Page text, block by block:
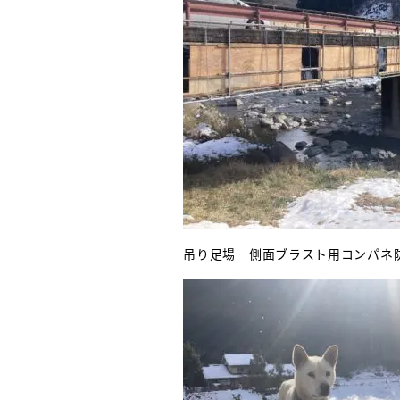
吊り足場 側面ブラスト用コンパネ